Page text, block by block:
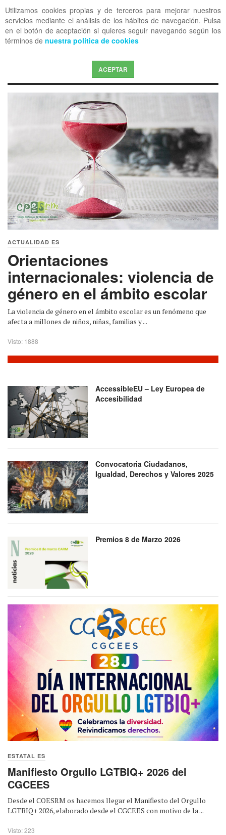
Utilizamos cookies propias y de terceros para mejorar nuestros
servicios mediante el análisis de los hábitos de navegación. Pulsa
en el botón de aceptación si quieres seguir navegando según los
términos de nuestra política de cookies
ACEPTAR
OFF CANVAS
ACTUALIDAD ES
Orientaciones
internacionales: violencia de
género en el ámbito escolar
La violencia de género en el ámbito escolar es un fenómeno que
afecta a millones de niños, niñas, familias y ...
Visto: 1888
AccessibleEU – Ley Europea de
Accesibilidad
Convocatoria Ciudadanos,
Igualdad, Derechos y Valores 2025
Premios 8 de Marzo 2026
ESTATAL ES
Manifiesto Orgullo LGTBIQ+ 2026 del
CGCEES
Desde el COESRM os hacemos llegar el Manifiesto del Orgullo
LGTBIQ+ 2026, elaborado desde el CGCEES con motivo de la ...
Visto: 223